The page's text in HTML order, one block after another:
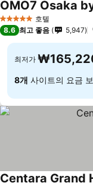
5 성급 호텔
OMO7 Osaka
8.6 최고 좋음 5,947
최저가
8개 사이트의 요금
Centara Grand